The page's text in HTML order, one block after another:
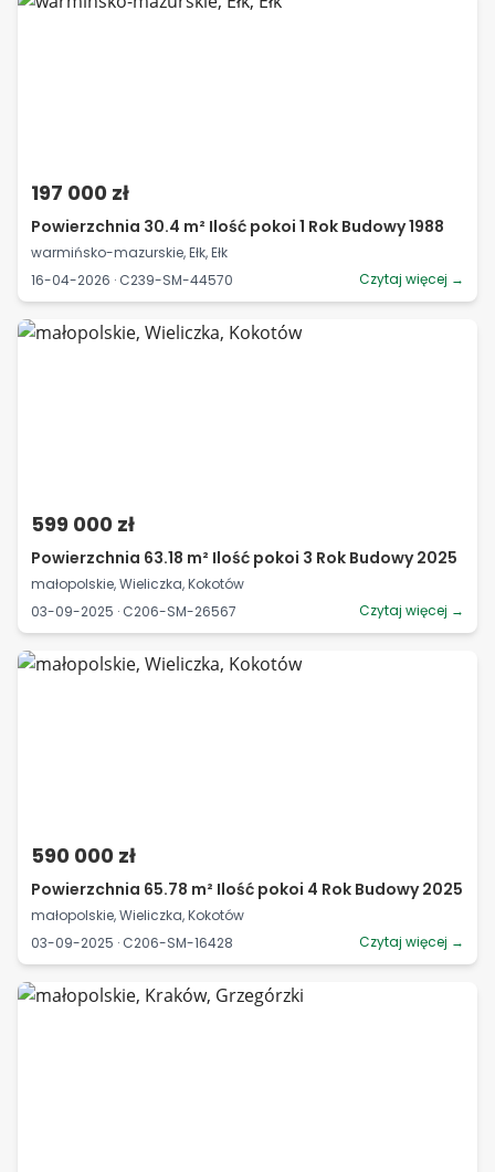
197 000 zł
Powierzchnia 30.4 m² Ilość pokoi 1 Rok Budowy 1988
warmińsko-mazurskie, Ełk, Ełk
16-04-2026 · C239-SM-44570
Czytaj więcej →
599 000 zł
Powierzchnia 63.18 m² Ilość pokoi 3 Rok Budowy 2025
małopolskie, Wieliczka, Kokotów
03-09-2025 · C206-SM-26567
Czytaj więcej →
590 000 zł
Powierzchnia 65.78 m² Ilość pokoi 4 Rok Budowy 2025
małopolskie, Wieliczka, Kokotów
03-09-2025 · C206-SM-16428
Czytaj więcej →